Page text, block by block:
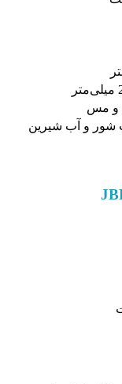
و مس
شور و آب شیرین